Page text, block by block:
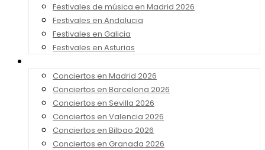
Festivales de música en Madrid 2026
Festivales en Andalucia
Festivales en Galicia
Festivales en Asturias
Conciertos en Madrid 2026
Conciertos en Barcelona 2026
Conciertos en Sevilla 2026
Conciertos en Valencia 2026
Conciertos en Bilbao 2026
Conciertos en Granada 2026